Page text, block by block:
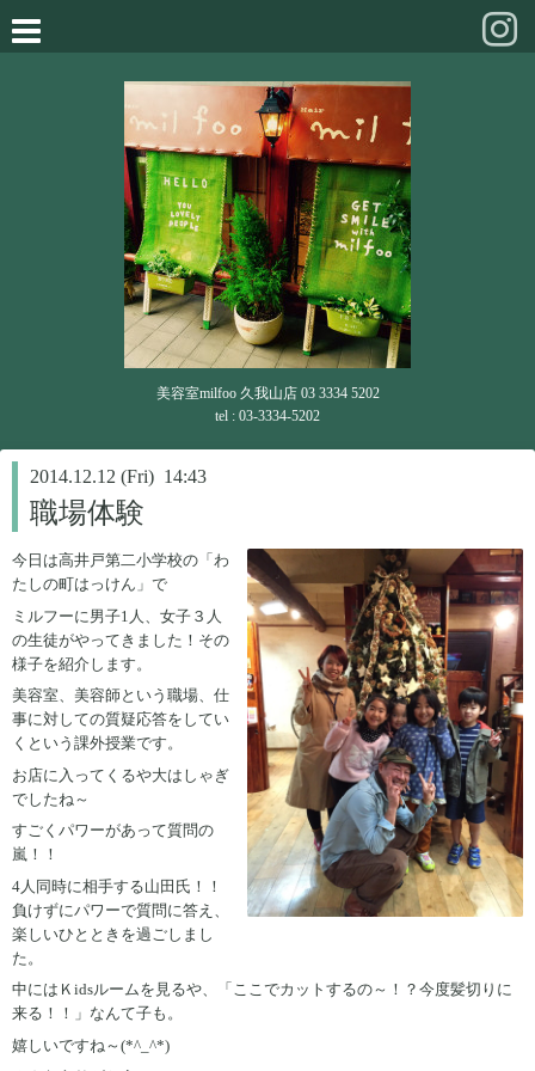
美容室milfoo 久我山店 03 3334 5202
tel : 03-3334-5202
2014.12.12 (Fri) 14:43
職場体験
今日は高井戸第二小学校の「わ
たしの町はっけん」で
ミルフーに男子1人、女子３人
の生徒がやってきました！その
様子を紹介します。
美容室、美容師という職場、仕
事に対しての質疑応答をしてい
くという課外授業です。
お店に入ってくるや大はしゃぎ
でしたね～
すごくパワーがあって質問の
嵐！！
4人同時に相手する山田氏！！
負けずにパワーで質問に答え、
楽しいひとときを過ごしまし
た。
中にはＫidsルームを見るや、「ここでカットするの～！？今度髪切りに
来る！！」なんて子も。
嬉しいですね～(*^_^*)